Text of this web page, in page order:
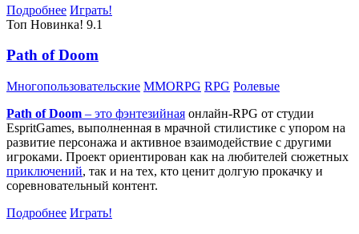
Подробнее Играть!
Топ Новинка! 9.1
Path of Doom
Многопользовательские MMORPG RPG Ролевые
Path of Doom – это фэнтезийная онлайн-RPG от студии
EspritGames, выполненная в мрачной стилистике с упором на
развитие персонажа и активное взаимодействие с другими
игроками. Проект ориентирован как на любителей сюжетных
приключений, так и на тех, кто ценит долгую прокачку и
соревновательный контент.
Подробнее Играть!